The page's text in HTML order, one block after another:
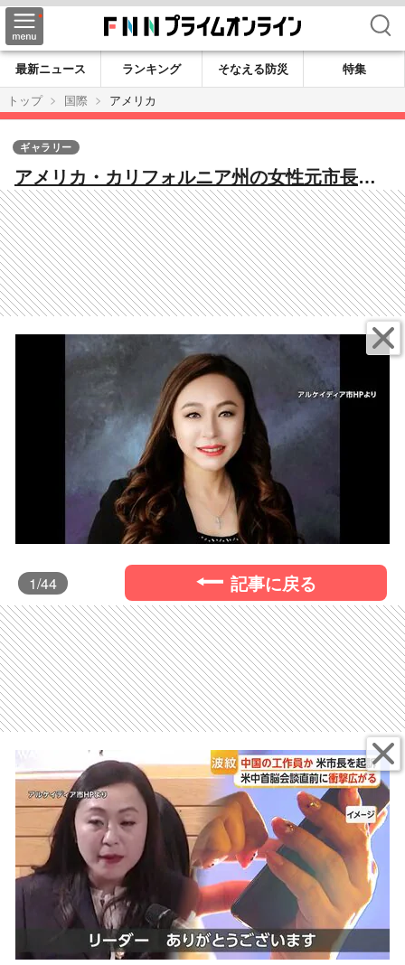
検索
最新ニュース ランキング そなえる防災
特集
トップ
国際 アメリカ
アメリカ・カリフォルニア州の女性元市長が
中国政府の指示で“影響工作”か 起訴され市
長職を辞任
ギャラリー
1/44 記事に戻る